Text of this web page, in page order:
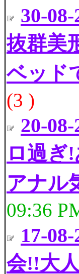
30-
抜群美
ベッド
(3 )
20-
ロ過ぎ
アナル
09:36
17-
会!!大